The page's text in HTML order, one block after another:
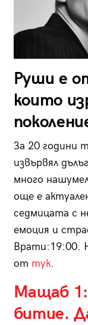
Руши е
които
За 20 години
извървял
много
още е
седмицата с
емоция и
Врати:19:00.
от тук.
Мащаб
битие.